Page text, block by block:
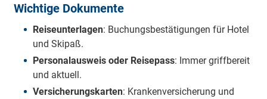
Wichtige Dokumente
Reiseunterlagen: Buchungsbestätigungen für Hotel
und Skipaß.
Personalausweis oder Reisepass: Immer griffbereit
und aktuell.
Versicherungskarten: Krankenversicherung und